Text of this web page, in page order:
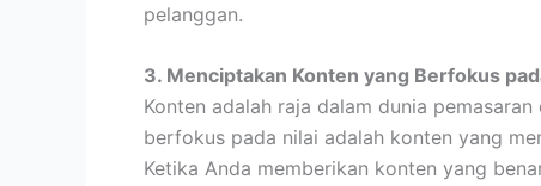
pelanggan.
3. Menciptakan Konten yang Berfokus
Konten adalah raja dalam dunia
berfokus pada nilai adalah konten yang
Ketika Anda memberikan konten yang